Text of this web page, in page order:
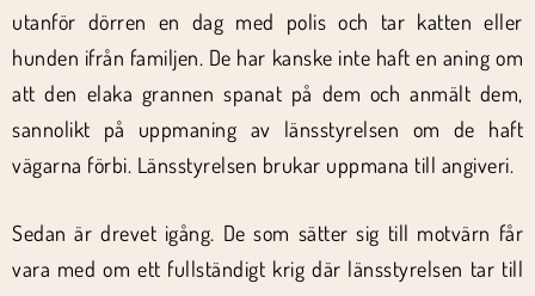
utanför dörren en dag med polis och tar katten eller
hunden ifrån familjen. De har kanske inte haft en aning om
att den elaka grannen spanat på dem och anmält dem,
sannolikt på uppmaning av länsstyrelsen om de haft
vägarna förbi. Länsstyrelsen brukar uppmana till angiveri.
Sedan är drevet igång. De som sätter sig till motvärn får
vara med om ett fullständigt krig där länsstyrelsen tar till